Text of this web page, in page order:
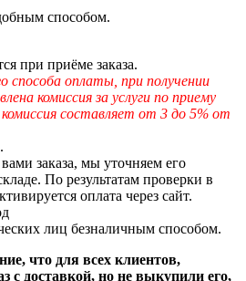
способом.
при приёме заказа.
способа оплаты, при получении
комиссия за услуги по приему
составляет от 3 до 5% от
заказа, мы уточняем его
По результатам проверки в
оплата через сайт.
лиц безналичным способом.
что для всех клиентов,
с доставкой, но не выкупили его,